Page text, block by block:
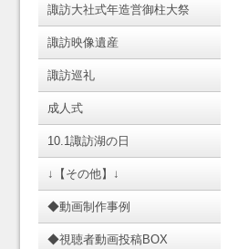
諏訪大社式年造営御柱大祭
諏訪映像遺産
諏訪巡礼
成人式
10.1諏訪湖の日
↓【その他】↓
◆動画制作事例
◆視聴者動画投稿BOX